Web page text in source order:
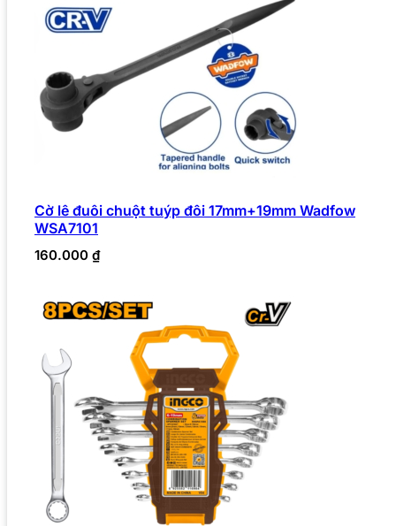
Cờ lê đuôi chuột tuýp đôi 17mm+19mm Wadfow
WSA7101
160.000 ₫